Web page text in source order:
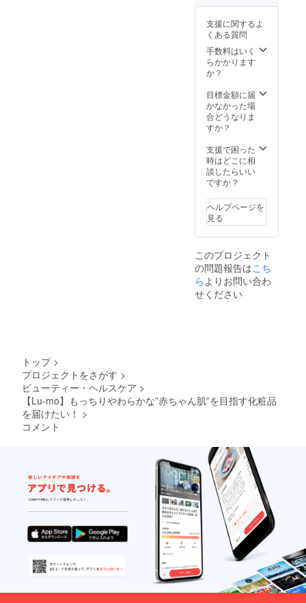
mo公式
イト内
で販売
を予定
してい
る全商
利用頂
けま
す。 ※
クーポ
計あた
り1回の
ご利用
が可能
※クーポ
ンはご
支援頂
きまし
人さま
のみ利
用可能
となり
ます。
す。ま
た、チ
譲渡行
為やチ
ケット
を利用
して購
入した
商品の
転売行
為等が
確認さ
れた場
合、利
用停止
とさせ
通販サ
50%OF
Fチケッ
ト100回
分】
└Lu-mo
販サイ
ト
OPEN
後にご
ける割
引チ
ケット
です。
での利
用回数
制限無
し。Lu-
通販サ
イト内
で販売
を予定
してい
り1回の
ご利用
ンはご
支援頂
きまし
たご本
人さま
のみ利
用可能
となり
ます。
ご本人
さま以
外がご
利用の
場合、
支援に関するよ
くある質問
手数料はいく
らかかります
か？
目標金額に届
かなかった場
合どうなりま
すか？
支援で困った
時はどこに相
談したらいい
ですか？
ヘルプページを
見る
このプロジェクト
の問題報告はこち
ら よりお問い合わ
せください
トップ >
プロジェクトをさがす >
ビューティー・ヘルスケア >
【Lu-mo】もっちりやわらかな”赤ちゃん肌”を目指す化粧品
を届けたい！ >
コメント